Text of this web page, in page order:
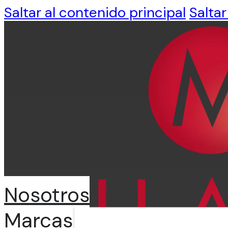
Saltar al contenido principal
Nosotros
Marcas